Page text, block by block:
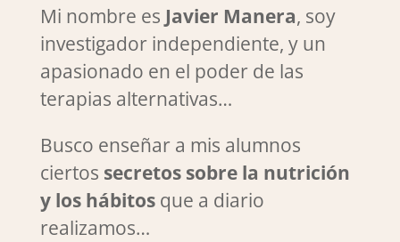
Mi nombre es Javier Manera, soy
investigador independiente, y un
apasionado en el poder de las
terapias alternativas…
Busco enseñar a mis alumnos
ciertos secretos sobre la nutrición
y los hábitos que a diario
realizamos…